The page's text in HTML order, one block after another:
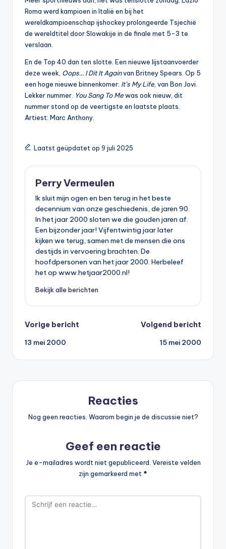
Roma werd kampioen in Italië en bij het
wereldkampioenschap ijshockey prolongeerde Tsjechië
de wereldtitel door Slowakije in de finale met 5-3 te
verslaan.
En de Top 40 dan ten slotte. Een nieuwe lijstaanvoerder
deze week, Oops… I Dit It Againvan Britney Spears. Op 5
een hoge nieuwe binnenkomer: It’s My Life , van Bon Jovi.
Lekker nummer. You Sang To Mewas ook nieuw, dit
nummer stond op de veertigste en laatste plaats.
Artiest: Marc Anthony.
Laatst geüpdatet op 9 juli 2025
Perry Vermeulen
Ik sluit mijn ogen en ben terug in het beste
decennium van onze geschiedenis, de jaren 90.
In het jaar 2000 sloten we die gouden jaren af.
Een bijzonder jaar! Vijfentwintig jaar later
kijken we terug, samen met de mensen die ons
destijds in vervoering brachten. De
hoofdpersonen van het jaar 2000. Herbeleef
het op www.hetjaar2000.nl!
Bekijk alle berichten
Bericht
navigatie
Vorige bericht
13 mei 2000
Volgend bericht
15 mei 2000
Reacties
Nog geen reacties. Waarom begin je de discussie niet?
Geef een reactie
Je e-mailadres wordt niet gepubliceerd. Vereiste velden
zijn gemarkeerd met *